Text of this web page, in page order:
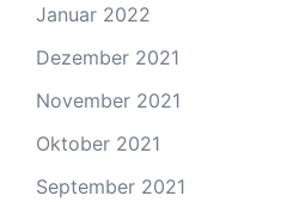
Januar 2022
Dezember 2021
November 2021
Oktober 2021
September 2021